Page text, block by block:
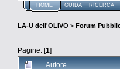
HOME GUIDA RICERCA
LA-U dell'OLIVO > Forum
Pagine: [1]
Autore